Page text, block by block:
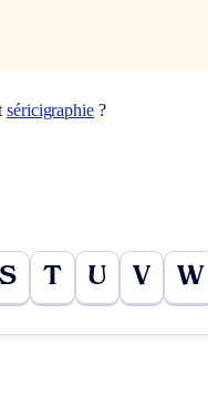
séricigraphie?
S T U V W